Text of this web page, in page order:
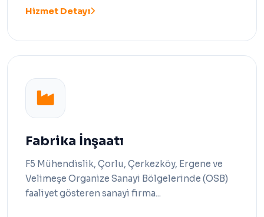
Hizmet Detayı
Fabrika İnşaatı
F5 Mühendislik, Çorlu, Çerkezköy, Ergene ve
Velimeşe Organize Sanayi Bölgelerinde (OSB)
faaliyet gösteren sanayi firma...